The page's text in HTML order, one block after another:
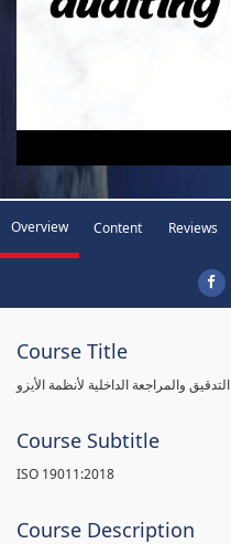
Overview Content Reviews
Course Title
التدقيق والمراجعة الداخلية لأنظمة الأيزو
Course Subtitle
ISO 19011:2018
Course Description